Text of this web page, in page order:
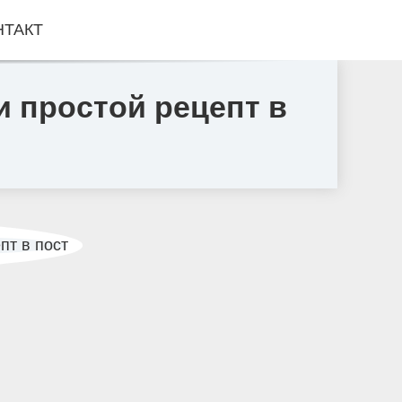
простой рецепт в